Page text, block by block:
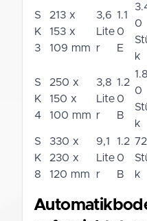
S
K
3
213 x
153 x
109 mm
3,6
Lite
r
1.1
0
E
0
k
S
K
4
250 x
150 x
100 mm
3,8
Lite
r
1.2
0
B
0
k
S
K
8
330 x
230 x
120 mm
9,1
Lite
r
1.2
0
B
k